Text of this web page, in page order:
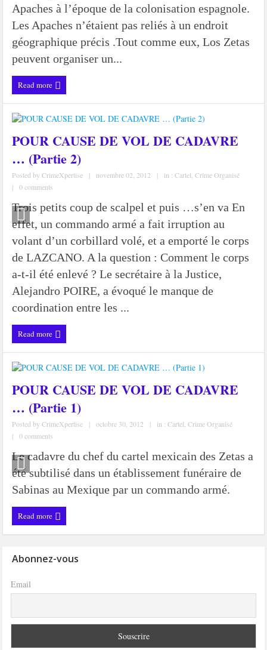
Apaches à l’époque de la colonisation espagnole.
Les Apaches n’étaient pas reliés à un endroit
géographique précis .Tout comme eux, Los Zetas
peuvent organiser un...
Read more
POUR CAUSE DE VOL DE CADAVRE
… (Partie 2)
Posted byCrimeXpertise | novembre 02, 2012 | in :Cartel,Crime Organisé
|
0 comments
Trois petits coup de scalpel et puis …s’en va En
effet, un commando armé a fait irruption au
volant d’un corbillard volé, et a emporté le corps
de LAZCANO. A la question : Comment le corps
a-t-il été enlevé ? Le secrétaire à la Justice,
Alejandro POIRE, a évoqué le manque de
coordination entre les ...
Read more
POUR CAUSE DE VOL DE CADAVRE
… (Partie 1)
Posted byCrimeXpertise | octobre 30, 2012 | in :Cartel,Crime Organisé
|
0 comments
Le cadavre du chef du cartel mexicain des Zetas a
été subtilisé dans un établissement funéraire de
Sabinas au Mexique par un commando armé.
Read more
Abonnez-vous
Email